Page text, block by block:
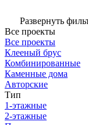
Развернуть
Все проекты
Все проекты
Клееный брус
Комбинированные
Каменные дома
Авторские
Тип
1-этажные
2-этажные